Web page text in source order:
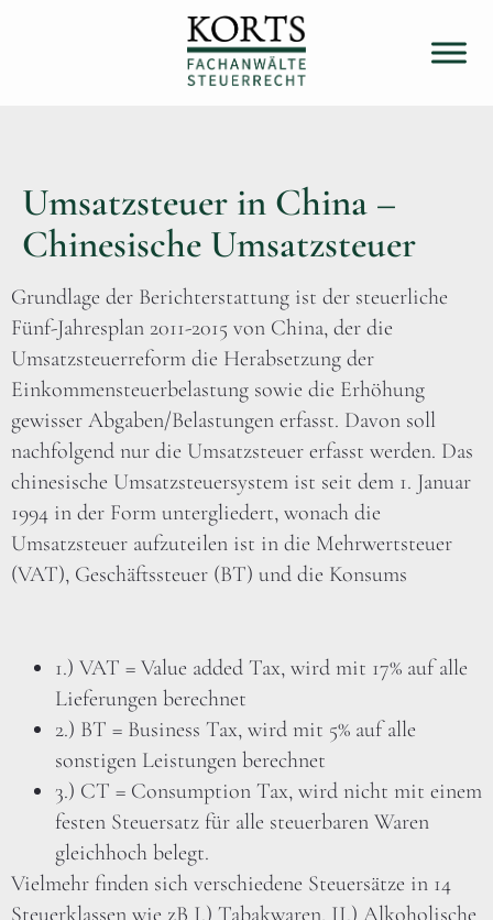
Umsatzsteuer in China –
Chinesische Umsatzsteuer
Grundlage der Berichterstattung ist der steuerliche
Fünf-Jahresplan 2011-2015 von China, der die
Umsatzsteuerreform die Herabsetzung der
Einkommensteuerbelastung sowie die Erhöhung
gewisser Abgaben/Belastungen erfasst. Davon soll
nachfolgend nur die Umsatzsteuer erfasst werden. Das
chinesische Umsatzsteuersystem ist seit dem 1. Januar
1994 in der Form untergliedert, wonach die
Umsatzsteuer aufzuteilen ist in die Mehrwertsteuer
(VAT), Geschäftssteuer (BT) und die Konsums
1.) VAT = Value added Tax, wird mit 17% auf alle
Lieferungen berechnet
2.) BT = Business Tax, wird mit 5% auf alle
sonstigen Leistungen berechnet
3.) CT = Consumption Tax, wird nicht mit einem
festen Steuersatz für alle steuerbaren Waren
gleichhoch belegt.
Vielmehr finden sich verschiedene Steuersätze in 14
Steuerklassen wie zB I.) Tabakwaren, II.) Alkoholische